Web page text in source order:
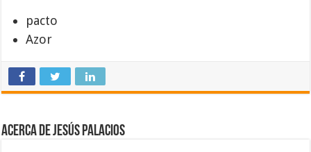
pacto
Azor
Acerca de Jesús Palacios